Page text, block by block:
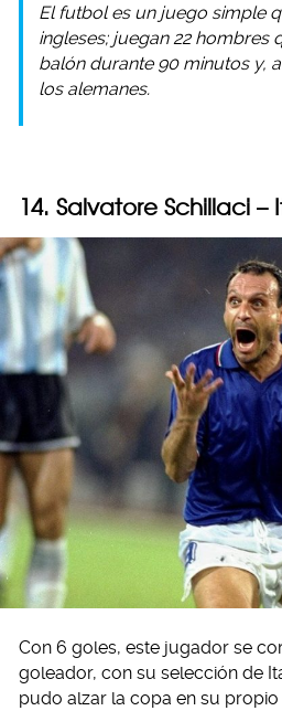
El futbol es un juego simple
ingleses; juegan 22 hombres
balón durante 90 minutos y,
los alemanes.
14. Salvatore Schillaci –
Con 6 goles, este jugador se
goleador, con su selección de
pudo alzar la copa en su propio